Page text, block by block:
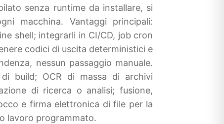
senza runtime da installare, si
macchina. Vantaggi principali:
shell; integrarli in CI/CD, job cron
codici di uscita deterministici e
nessun passaggio manuale.
build; OCR di massa di archivi
di ricerca o analisi; fusione,
e firma elettronica di file per la
lavoro programmato.